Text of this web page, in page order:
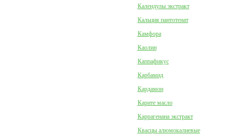
Календулы экстракт
Кальция пантотенат
Камфора
Каолин
Каппафикус
Карбамид
Кардамон
Карите масло
Каррагенана экстракт
Квасцы алюмокалиевые